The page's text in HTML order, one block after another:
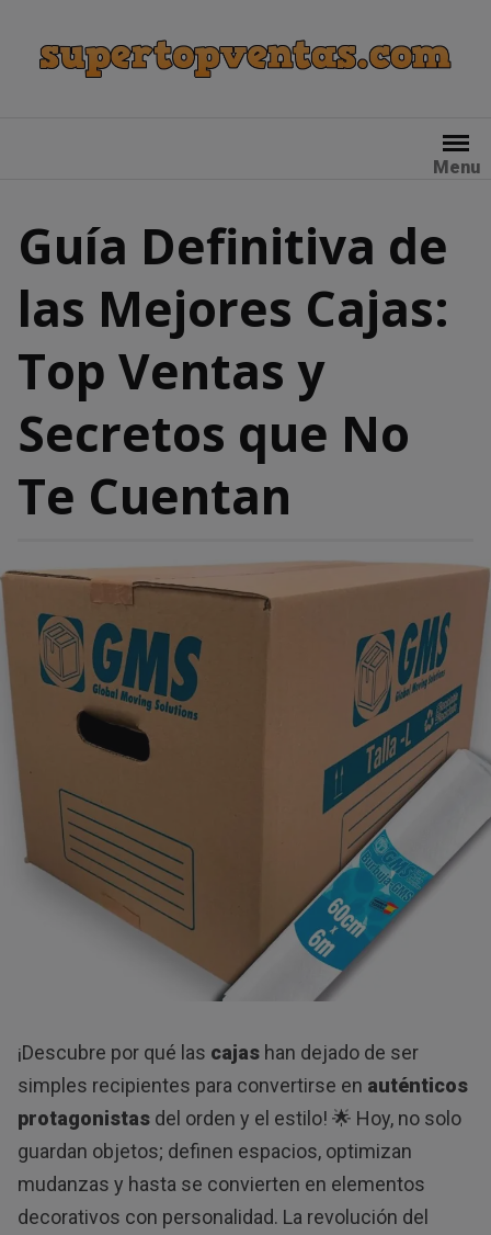
content
Menu
Guía Definitiva de
las Mejores Cajas:
Top Ventas y
Secretos que No
Te Cuentan
¡Descubre por qué las cajas han dejado de ser
simples recipientes para convertirse en auténticos
protagonistas del orden y el estilo! 🌟 Hoy, no solo
guardan objetos; definen espacios, optimizan
mudanzas y hasta se convierten en elementos
decorativos con personalidad. La revolución del